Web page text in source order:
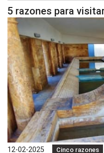
5 razones para
12-02-2025 Cinco razones